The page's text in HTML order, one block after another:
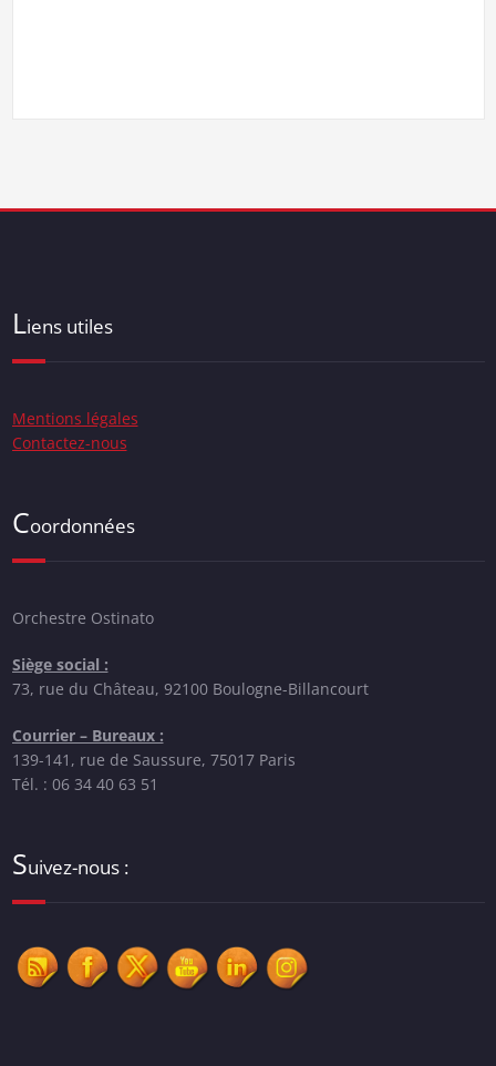
Liens utiles
Mentions légales
Contactez-nous
Coordonnées
Orchestre Ostinato
Siège social :
73, rue du Château, 92100 Boulogne-Billancourt
Courrier – Bureaux :
139-141, rue de Saussure, 75017 Paris
Tél. : 06 34 40 63 51
Suivez-nous :